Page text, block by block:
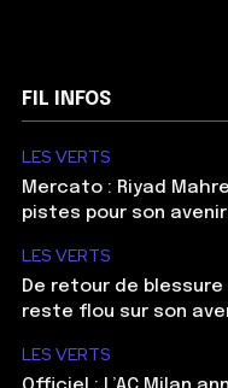
FIL INFOS
LES VERTS
Mercato : Riyad
pistes pour son avenir
LES VERTS
De retour de blessure
reste flou sur son
LES VERTS